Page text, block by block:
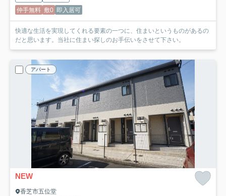
仲手無料 敷0 即入居可
快適な生活を実現してくれる要素の一つに、住まいというものがあるの
だと思います。当社に住まい探しのお手伝いをさせて下さい。
アパート
NEW
香芝市五位堂